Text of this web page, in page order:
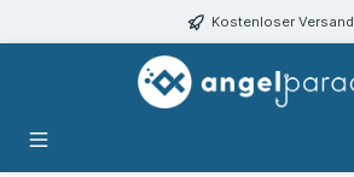
Kostenloser Versand